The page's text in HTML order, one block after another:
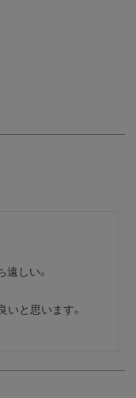
遠しい。
いと思います。